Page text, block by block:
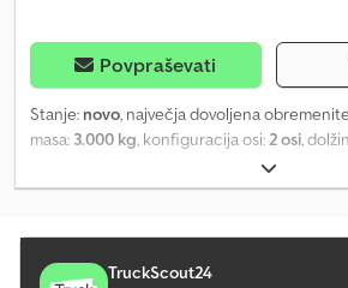
Povpraševati
Stanje: novo, največja dovoljena
masa: 3.000 kg, konfiguracija osi:2 osi,
, širina tovornega prostora:
nakladalnega prostora:100 mm,
vitla, Manufacturer: Brenderup Model:
Trailer U120, AT3000LBTB Gross Vehicle
TruckScout24